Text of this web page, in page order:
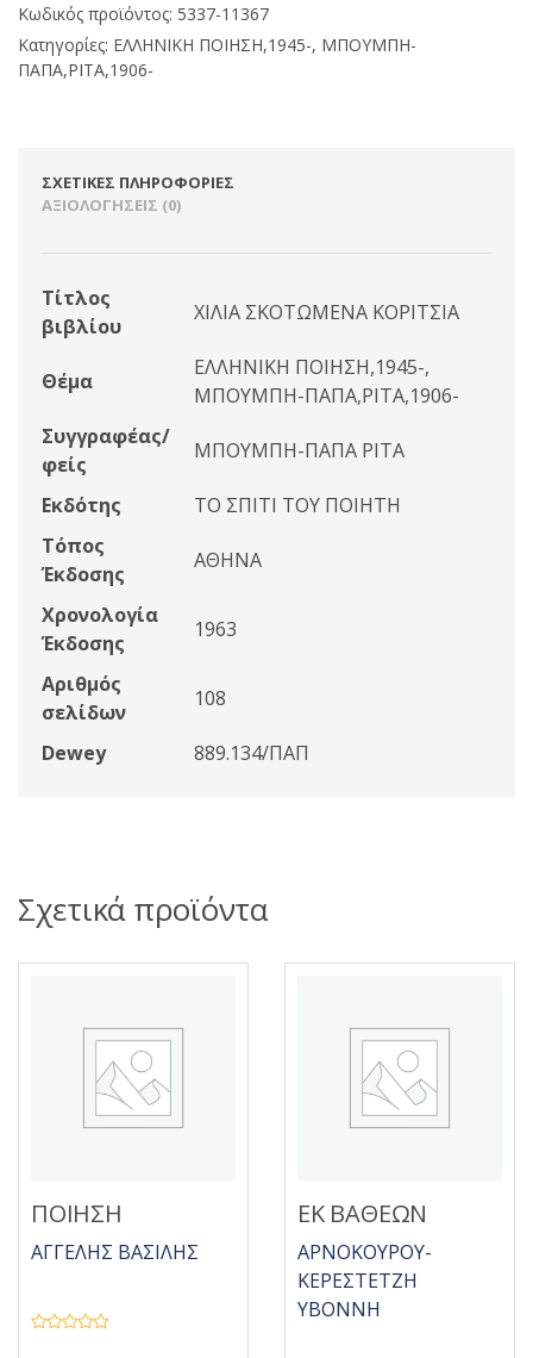
Κωδικός προϊόντος: 5337-11367
Κατηγορίες: ΕΛΛΗΝΙΚΗ ΠΟΙΗΣΗ,1945-, ΜΠΟΥΜΠΗ-
ΠΑΠΑ,ΡΙΤΑ,1906-
ΣΧΕΤΙΚΈΣ ΠΛΗΡΟΦΟΡΊΕΣ
ΑΞΙΟΛΟΓΉΣΕΙΣ (0)
Τίτλος
βιβλίου
ΧΙΛΙΑ ΣΚΟΤΩΜΕΝΑ ΚΟΡΙΤΣΙΑ
Θέμα
ΕΛΛΗΝΙΚΗ ΠΟΙΗΣΗ,1945-,
ΜΠΟΥΜΠΗ-ΠΑΠΑ,ΡΙΤΑ,1906-
Συγγραφέας/
φείς
ΜΠΟΥΜΠΗ-ΠΑΠΑ ΡΙΤΑ
Εκδότης
ΤΟ ΣΠΙΤΙ ΤΟΥ ΠΟΙΗΤΗ
Τόπος
Έκδοσης
ΑΘΗΝΑ
Χρονολογία
Έκδοσης
1963
Αριθμός
σελίδων
108
Dewey 889.134/ΠΑΠ
Σχετικά προϊόντα
ΠΟΙΗΣΗ
ΑΓΓΕΛΗΣ ΒΑΣΙΛΗΣ
ΕΚ ΒΑΘΕΩΝ
ΑΡΝΟΚΟΥΡΟΥ-
ΚΕΡΕΣΤΕΤΖΗ
ΥΒΟΝΝΗ